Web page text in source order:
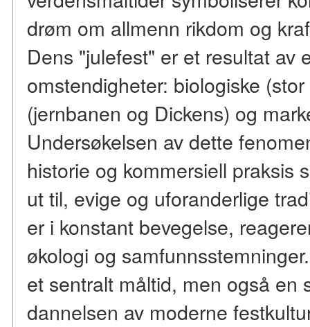
drøm om allmenn rikdom og
Dens "julefest" er et resultat av
omstendigheter: biologiske
(jernbanen og Dickens) og
Undersøkelsen av dette
historie og kommersiell praksis
ut til, evige og uforanderlige
er i konstant bevegelse,
økologi og
et sentralt måltid, men også en
dannelsen av moderne